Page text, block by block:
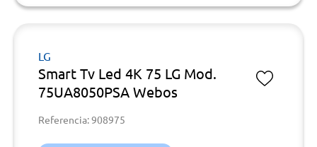
LG
Smart Tv Led 4K 75 LG Mod.
75UA8050PSA Webos
Referencia: 908975